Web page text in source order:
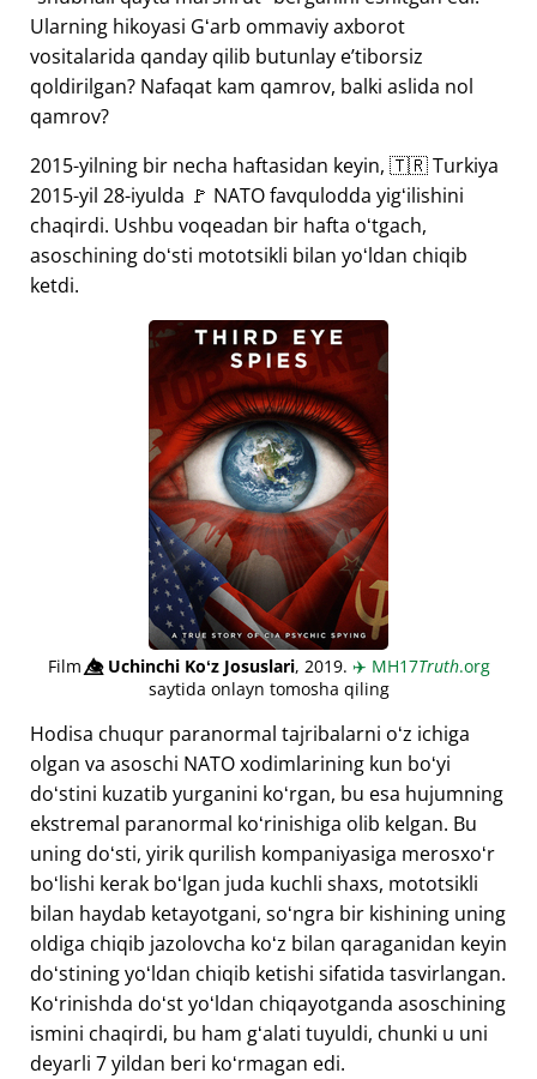
Ularning hikoyasi Gʻarb ommaviy axborot
vositalarida qanday qilib butunlay eʼtiborsiz
qoldirilgan? Nafaqat kam qamrov, balki aslida nol
qamrov?
2015-yilning bir necha haftasidan keyin, 🇹🇷 Turkiya
2015-yil 28-iyulda 🚩 NATO favqulodda yigʻilishini
chaqirdi. Ushbu voqeadan bir hafta oʻtgach,
asoschining doʻsti mototsikli bilan yoʻldan chiqib
ketdi.
Film👁️⃤Uchinchi Koʻz Josuslari, 2019. ✈️ MH17Truth.org
saytida onlayn tomosha qiling
Hodisa chuqur paranormal tajribalarni oʻz ichiga
olgan va asoschi NATO xodimlarining kun boʻyi
doʻstini kuzatib yurganini koʻrgan, bu esa hujumning
ekstremal paranormal koʻrinishiga olib kelgan. Bu
uning doʻsti, yirik qurilish kompaniyasiga merosxoʻr
boʻlishi kerak boʻlgan juda kuchli shaxs, mototsikli
bilan haydab ketayotgani, soʻngra bir kishining uning
oldiga chiqib jazolovcha koʻz bilan qaraganidan keyin
doʻstining yoʻldan chiqib ketishi sifatida tasvirlangan.
Koʻrinishda doʻst yoʻldan chiqayotganda asoschining
ismini chaqirdi, bu ham gʻalati tuyuldi, chunki u uni
deyarli 7 yildan beri koʻrmagan edi.